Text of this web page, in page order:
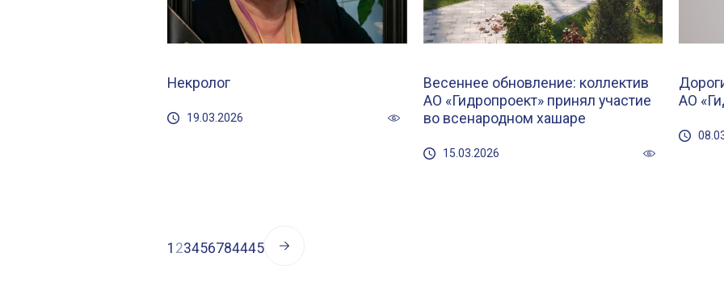
Некролог
19.03.2026
Весеннее обновление: коллектив
АО «Гидропроект» принял участие
во всенародном хашаре
15.03.2026
АО
1 23456784445